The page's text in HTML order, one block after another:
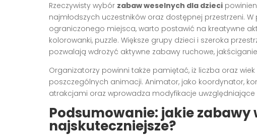
Rzeczywisty wybór zabaw weselnych dla dzieci
najmłodszych uczestników oraz dostępnej przestrzeni.
ograniczonego miejsca, warto postawić na kreatywne
kolorowanki, puzzle. Większe grupy dzieci i szeroka
pozwalają wdrożyć aktywne zabawy ruchowe,
Organizatorzy powinni także pamiętać, iż liczba oraz
poszczególnych animacji. Animator, jako koordynator,
atrakcjami oraz wprowadza modyfikacje
Podsumowanie: jakie zabawy
najskuteczniejsze?